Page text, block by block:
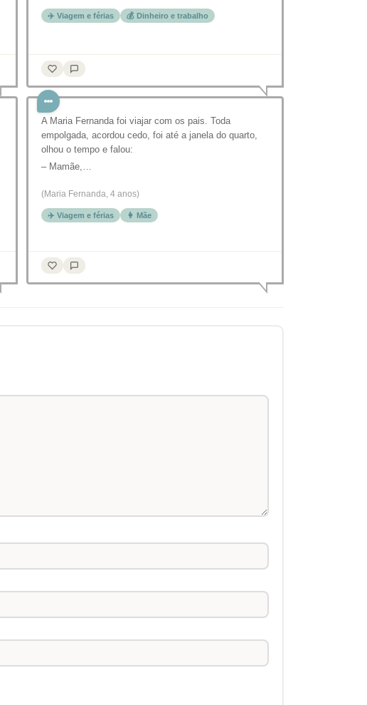
✈️ Viagem e férias 💰 Dinheiro e trabalho
A Maria Fernanda foi viajar com os pais. Toda
empolgada, acordou cedo, foi até a janela do quarto,
olhou o tempo e falou:
– Mamãe,…
(Maria Fernanda, 4 anos)
✈️ Viagem e férias 👩 Mãe